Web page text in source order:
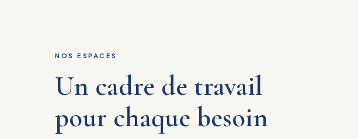
NOS ESPACES
Un cadre de travail
pour chaque besoin